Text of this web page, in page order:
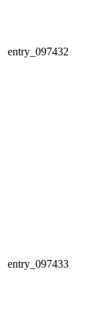
entry_097432
entry_097433